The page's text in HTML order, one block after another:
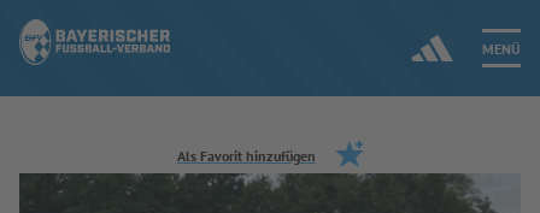
MENÜ
Jetzt einloggen
Als Favorit hinzufügen